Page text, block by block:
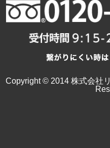
Copyright © 2014 株式会社